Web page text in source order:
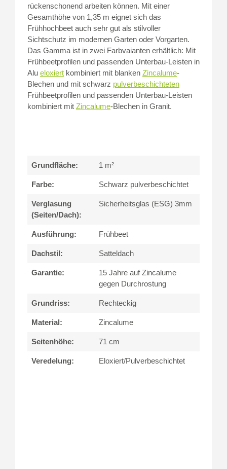
rückenschonend arbeiten können. Mit einer
Gesamthöhe von 1,35 m eignet sich das
Frühhochbeet auch sehr gut als stilvoller
Sichtschutz im modernen Garten oder Vorgarten.
Das Gamma ist in zwei Farbvaianten erhältlich: Mit
Frühbeetprofilen und passenden Unterbau-Leisten in
Alu eloxiert kombiniert mit blanken Zincalume-
Blechen und mit schwarz pulverbeschichteten
Frühbeetprofilen und passenden Unterbau-Leisten
kombiniert mit Zincalume-Blechen in Granit.
Grundfläche: 1 m²
Farbe: Schwarz pulverbeschichtet
Verglasung
(Seiten/Dach):
Sicherheitsglas (ESG) 3mm
Ausführung: Frühbeet
Dachstil: Satteldach
Garantie:
15 Jahre auf Zincalume
gegen Durchrostung
Grundriss: Rechteckig
Material: Zincalume
Seitenhöhe: 71 cm
Veredelung: Eloxiert/Pulverbeschichtet